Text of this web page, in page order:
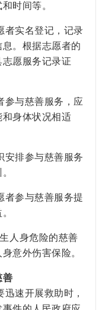
时间等。
者实名登记，记录
。根据志愿者的
愿服务记录证
参与慈善服务，应
身体状况相适
安排参与慈善服务
者参与慈善服务提
人身危险的慈善
意外伤害保险。
善
速开展救助时，